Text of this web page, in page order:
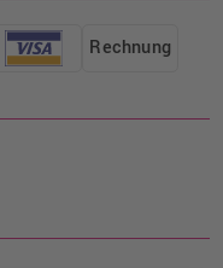
Rechnung